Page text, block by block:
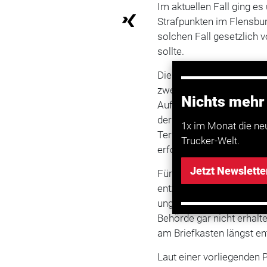
Nichts
1x im Monat die
Trucker-Welt.
Jetzt
Im aktuellen Fall ging
Strafpunkten im
solchen Fall gesetzlich
sollte.
Die Verkehrsbehörde
zwei Monaten ein. Sie
Aufbauseminar. Auch
der Verkehrsbehörde
Terminabsprache,
erfolgte Voranmeldung
Für das Gericht Grund
entziehen. Zumal ihre
unglaubwürdig
Behörde gar nicht
am Briefkasten längst
Laut einer vorliegenden